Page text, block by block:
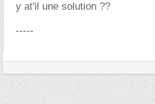
y at'il une solution ??
-----